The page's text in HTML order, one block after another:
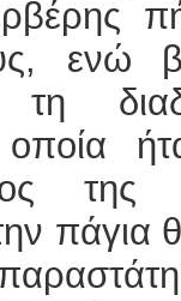
ενώ
τη
οποία
της
πάγια